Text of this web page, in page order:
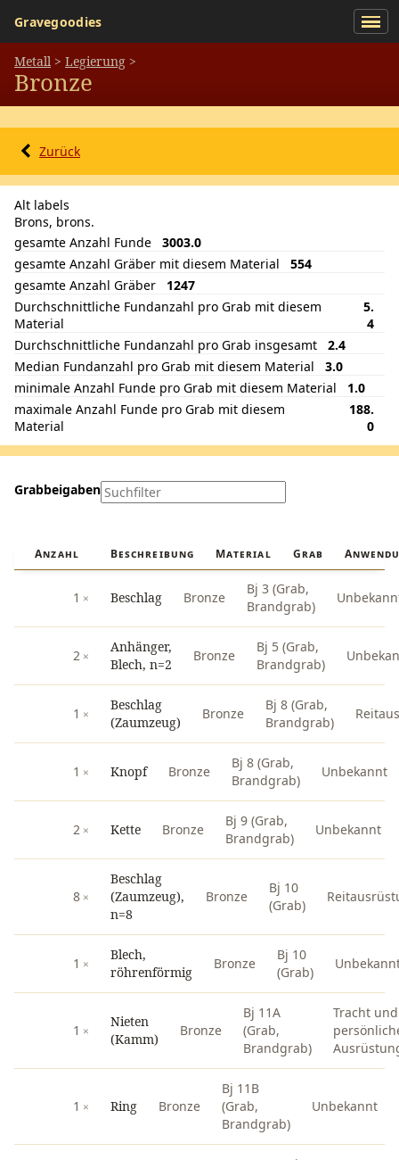
Gravegoodies
Metall > Legierung >
Bronze
Alt labels
Brons, brons.
gesamte Anzahl Funde
3003.0
gesamte Anzahl Gräber mit diesem Material
554
gesamte Anzahl Gräber
1247
Durchschnittliche Fundanzahl pro Grab mit diesem
Material
5.
4
Durchschnittliche Fundanzahl pro Grab insgesamt
2.4
Median Fundanzahl pro Grab mit diesem Material
3.0
minimale Anzahl Funde pro Grab mit diesem Material
1.0
maximale Anzahl Funde pro Grab mit diesem
Material
188.
0
Grabbeigaben
Anzahl Beschreibung Material Grab
1 Beschlag Bronze
Bj 3 (Grab,
Brandgrab)
2
Anhänger,
Blech, n=2
Bronze
Bj 5 (Grab,
Brandgrab)
1
Beschlag
(Zaumzeug)
Bronze
Bj 8 (Grab,
Brandgrab)
1 Knopf Bronze
Bj 8 (Grab,
Brandgrab)
Unbekannt
2 Kette Bronze
Bj 9 (Grab,
Brandgrab)
Unbekannt
8
Beschlag
(Zaumzeug),
n=8
Bronze
Bj 10
(Grab)
1
Blech,
röhrenförmig
Bronze
Bj 10
(Grab)
1
Nieten
(Kamm)
Bronze
Bj 11A
(Grab,
Brandgrab)
Tracht und
1 Ring Bronze
Bj 11B
(Grab,
Brandgrab)
Unbekannt
Zurück